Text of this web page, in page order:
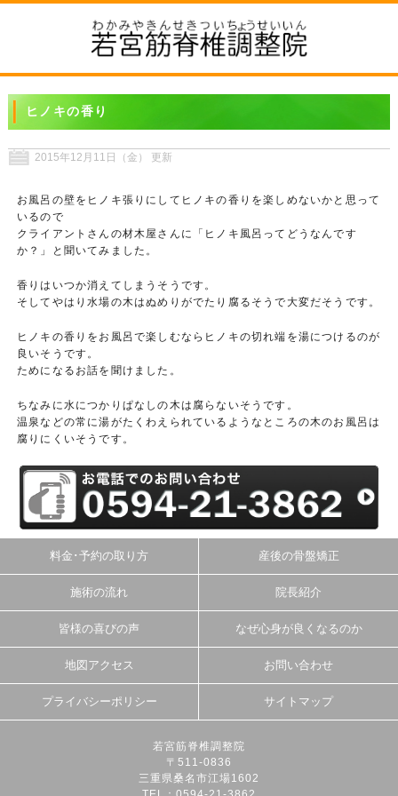
ヒノキの香り
2015年12月11日（金） 更新
お風呂の壁をヒノキ張りにしてヒノキの香りを楽しめないかと思って
いるので
クライアントさんの材木屋さんに「ヒノキ風呂ってどうなんです
か？」と聞いてみました。
香りはいつか消えてしまうそうです。
そしてやはり水場の木はぬめりがでたり腐るそうで大変だそうです。
ヒノキの香りをお風呂で楽しむならヒノキの切れ端を湯につけるのが
良いそうです。
ためになるお話を聞けました。
ちなみに水につかりぱなしの木は腐らないそうです。
温泉などの常に湯がたくわえられているようなところの木のお風呂は
腐りにくいそうです。
料金･予約の取り方 産後の骨盤矯正
施術の流れ 院長紹介
皆様の喜びの声 なぜ心身が良くなるのか
地図アクセス お問い合わせ
プライバシーポリシー サイトマップ
若宮筋脊椎調整院
〒511-0836
三重県桑名市江場1602